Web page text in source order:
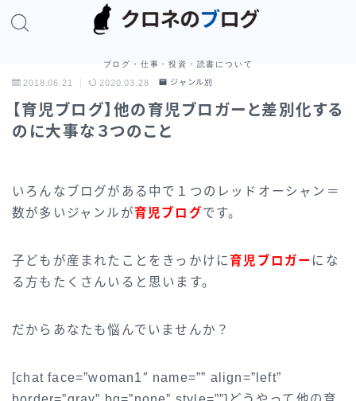
ブログ・仕事・投資・読書について
2018.06.21 2020.03.28 ジャンル別
【育児ブログ】他の育児ブロガーと差別化する
のに大事な３つのこと
いろんなブログがある中で１つのレッドオーシャン＝
数が多いジャンルが育児ブログです。
子どもが産まれたことをきっかけに育児ブロガー にな
る方もたくさんいると思います。
だからあなたも悩んでいませんか？
[chat face=”woman1″ name=”” align=”left”